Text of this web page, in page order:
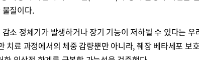
질이다.
소 정체기가 발생하거나 장기 기능이 저하될 수 있다는 우
치료 과정에서의 체중 감량뿐만 아니라, 췌장 베타세포 보